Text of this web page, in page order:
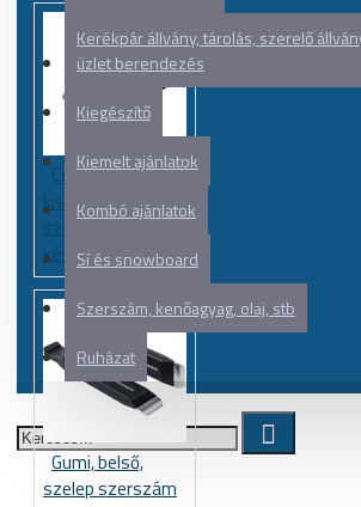
Kerékpár állvány, tárolás, szerelő
üzlet berendezés
Kiegészítő
Kiemelt ajánlatok
Kombó ajánlatok
Sí és snowboard
Szerszám, kenőagyag, olaj, stb
Ruházat
Csapágy be-
kiszerelő
szerszám,
készlet
Gumi, belső,
szelep szerszám